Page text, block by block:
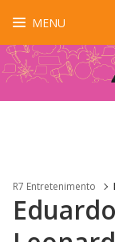
MENU
R7 Entretenimento